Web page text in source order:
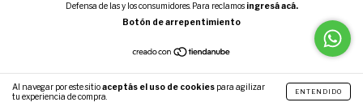
Al navegar por este sitioaceptás el uso de cookies para agilizar
tu experiencia de compra.
ENTENDIDO
Defensa de las y los consumidores. Para reclamos ingresá acá.
Botón de arrepentimiento